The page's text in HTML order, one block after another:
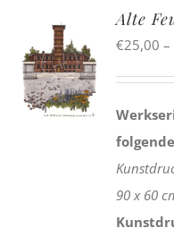
AUSFÜHRUNG
WÄHLEN
DIESES
PRODUKT
WEIST
Alte
€25,00 –
90 x 60